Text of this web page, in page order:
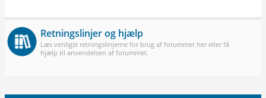
Retningslinjer og hjælp
Læs venligst retningslinjerne for brug af forummet her eller få
hjælp til anvendelsen af forummet.